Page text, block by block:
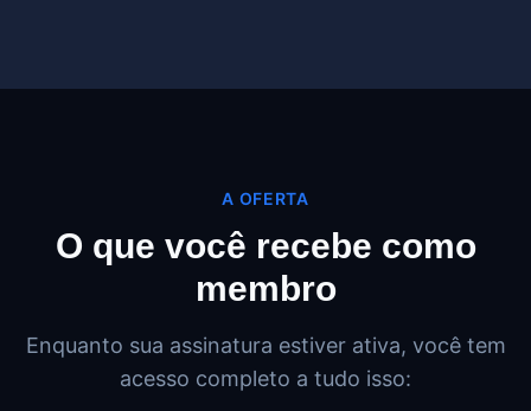
A OFERTA
O que você recebe como
membro
Enquanto sua assinatura estiver ativa, você tem
acesso completo a tudo isso: